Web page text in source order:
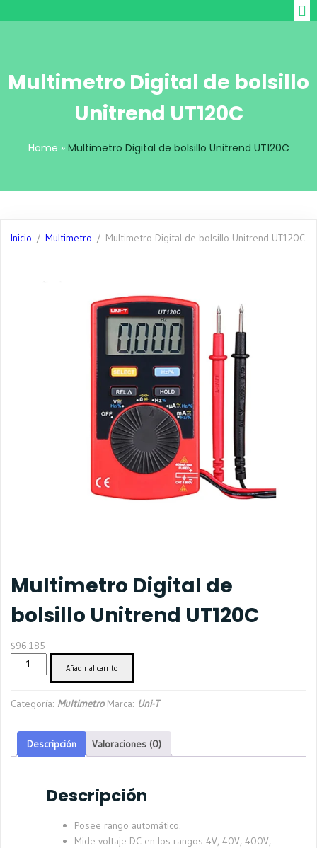
Multimetro Digital de bolsillo
Unitrend UT120C
Home » Multimetro Digital de bolsillo Unitrend UT120C
Inicio / Multimetro / Multimetro Digital de bolsillo Unitrend UT120C
Multimetro Digital de
bolsillo Unitrend UT120C
$96.185
Multimetro
Digital
bolsillo
UT120C
cantidad
Añadir al carrito
Categoría: Multimetro Marca: Uni-T
Descripción Valoraciones (0)
Descripción
Posee rango automático.
Mide voltaje DC en los rangos 4V, 40V, 400V,